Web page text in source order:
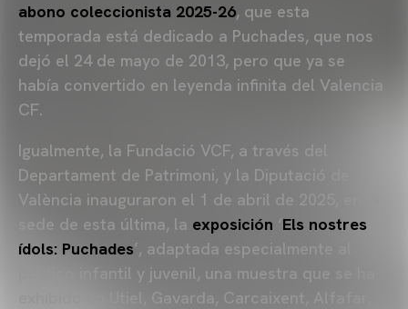
abono coleccionista 2025-26, que esta
temporada está dedicado a Puchades, que nos
dejó el 24 de mayo de 2013, pero que ya se
había convertido en leyenda infinita del Valencia
CF.
Igualmente, la Fundació VCF, a través del
Departament de Patrimoni, y la Diputació de
València inauguraron el 1 de abril de 2025, en la
sede de esta última, la exposición ‘Els nostres
ídols: Puchades’, adaptada especialmente al
público infantil y juvenil, una muestra que se ha
exhibido en Utiel, Gavarda, Carcaixent, Alfafar,